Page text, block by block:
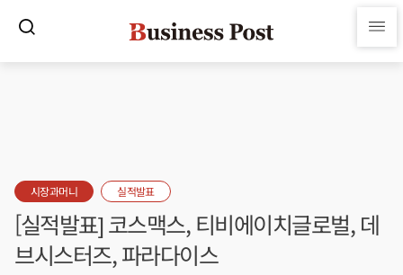
시장과머니 실적발표
[실적발표] 코스맥스, 티비에이치글로벌, 데
브시스터즈, 파라다이스